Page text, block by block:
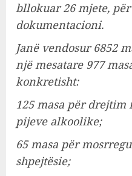
bllokuar 26 mjete,
dokumentacioni.
Janë vendosur 6852
një mesatare 977
konkretisht:
125 masa për
pijeve alkoolike;
65 masa për
shpejtësie;